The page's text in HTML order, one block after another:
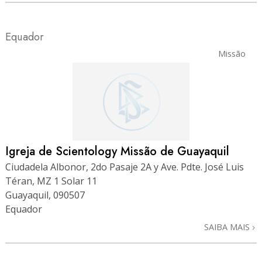
Equador
Missão
Igreja de Scientology Missão de Guayaquil
Ciudadela Albonor, 2do Pasaje 2A y Ave. Pdte. José Luis
Téran, MZ 1 Solar 11
Guayaquil, 090507
Equador
SAIBA MAIS